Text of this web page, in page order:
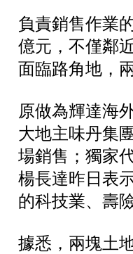
負責銷售作業
億元，不僅鄰
面臨路角地，
原做為輝達海
大地主味丹集
場銷售；獨家
楊長達昨日表
的科技業、壽
據悉，兩塊土